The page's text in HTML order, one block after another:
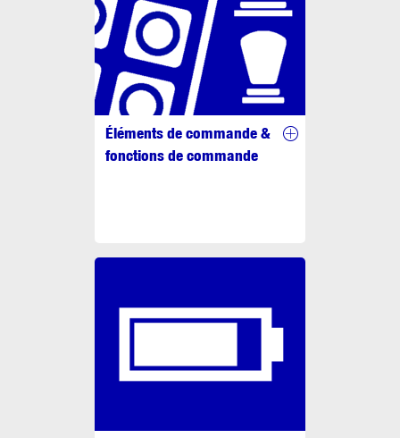
Éléments de commande &
fonctions de commande